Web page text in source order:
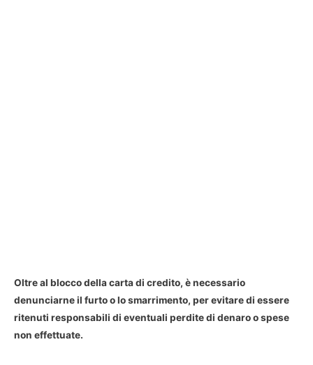
Oltre al blocco della carta di credito, è necessario
denunciarne il furto o lo smarrimento, per evitare di essere
ritenuti responsabili di eventuali perdite di denaro o spese
non effettuate.